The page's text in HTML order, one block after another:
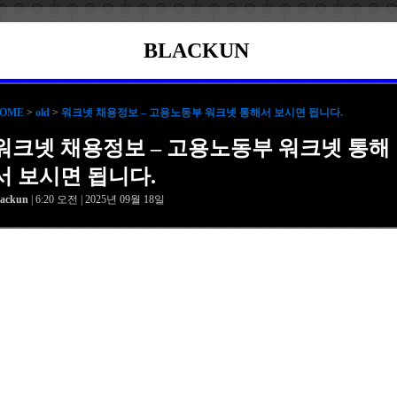
BLACKUN
> old > 워크넷 채용정보 – 고용노동부 워크넷 통해서 보시면 됩니다.
크넷 채용정보 – 고용노동부 워크넷 통해
보시면 됩니다.
| 6:20 오전 | 2025년 09월 18일